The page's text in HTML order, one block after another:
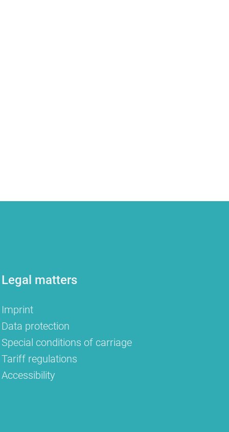
Legal matters
Imprint
Data protection
Special conditions of carriage
Tariff regulations
Accessibility